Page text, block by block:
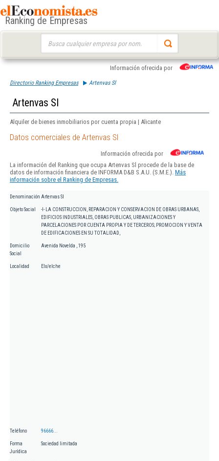
Ranking de Empresas
Información ofrecida por
Directorio Ranking Empresas Artenvas Sl
Artenvas Sl
Alquiler de bienes inmobiliarios por cuenta propia | Alicante
Datos comerciales de Artenvas Sl
Información ofrecida por
La información del Ranking que ocupa Artenvas Sl procede de la base de
datos de información financiera de INFORMA D&B S.A.U. (S.M.E.). Más
información sobre el Ranking de Empresas.
Denominación Artenvas Sl
Objeto Social
-I- LA CONSTRUCCION, REPARACION Y CONSERVACION DE OBRAS URBANAS,
EDIFICIOS INDUSTRIALES, OBRAS PUBLICAS, URBANIZACIONES Y
PARCELACIONES POR CUENTA PROPIA Y DE TERCEROS; PROMOCION Y VENTA
DE EDIFICACIONES EN SU TOTALIDAD,
Domicilio
Social
Avenida Novelda , 195
Localidad Elx/elche
Teléfono 96666...
Forma
Jurídica
Sociedad limitada